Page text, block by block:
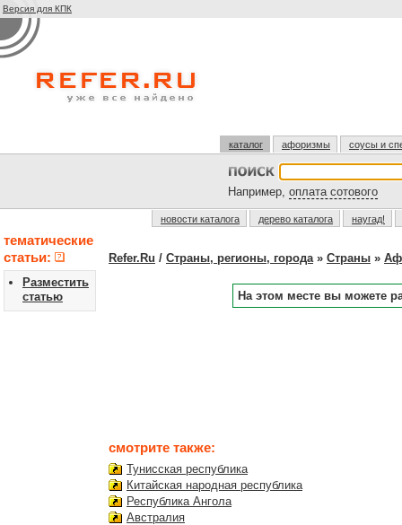
Версия для КПК
каталог афоризмы соусы и
Например, оплата сотового
новости каталога дерево каталога наугад!
тематические
статьи:
Разместить
статью
Refer.Ru / Страны, регионы, города» Страны »
На этом месте вы можете
смотрите также:
Тунисская республика
Китайская народная республика
Республика Ангола
Австралия